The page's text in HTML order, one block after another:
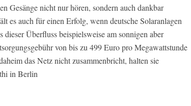
Gesänge nicht nur hören, sondern auch dankbar
es auch für einen Erfolg, wenn deutsche Solaranlagen
dieser Überfluss beispielsweise am sonnigen aber
von bis zu 499 Euro pro Megawattstunde
das Netz nicht zusammenbricht, halten sie
in Berlin